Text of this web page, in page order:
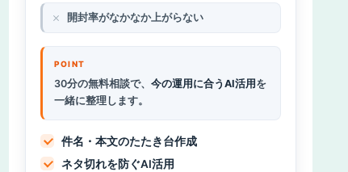
開封率がなかなか上がらない
30分の無料相談で、 今の運用に合うAI活用 を
一緒に整理します。
件名・本文のたたき台作成
ネタ切れを防ぐAI活用